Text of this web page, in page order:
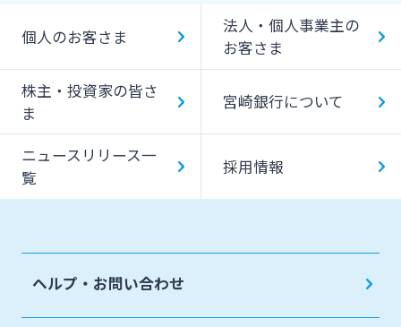
個人のお客さま
法人・個人事業主の
お客さま
株主・投資家の皆さ
ま
宮崎銀行について
ニュースリリース一
覧
採用情報
ヘルプ・お問い合わせ